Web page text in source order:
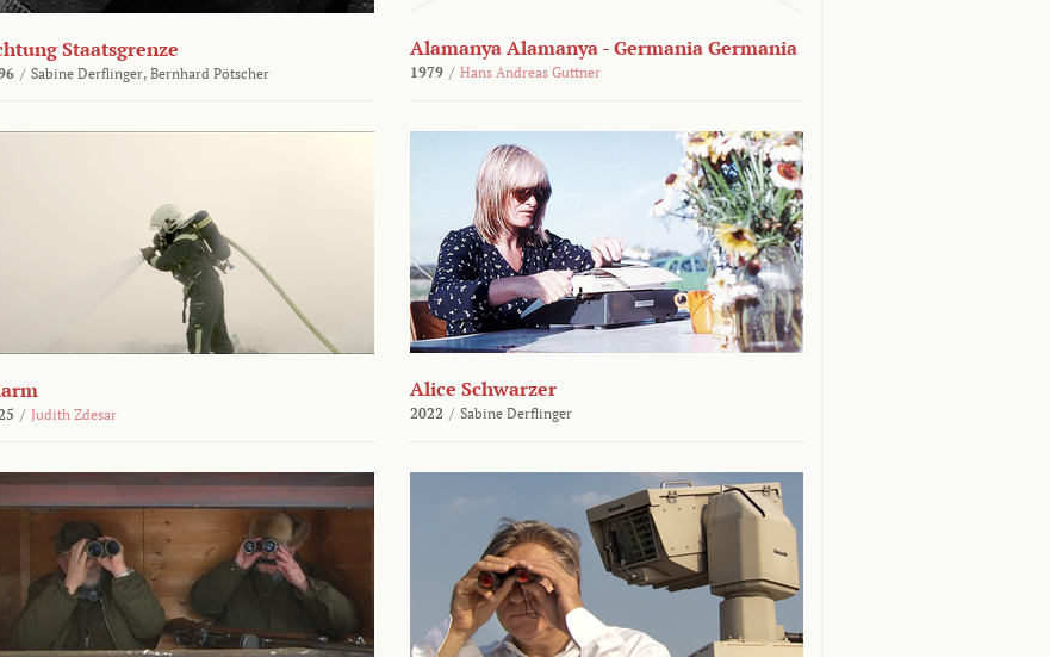
Staatsgrenze
/ Sabine Derflinger, Bernhard Pötscher
Alamanya Alamanya - Germania Germania
1979 / Hans Andreas Guttner
/ Judith Zdesar
Alice Schwarzer
2022 / Sabine Derflinger